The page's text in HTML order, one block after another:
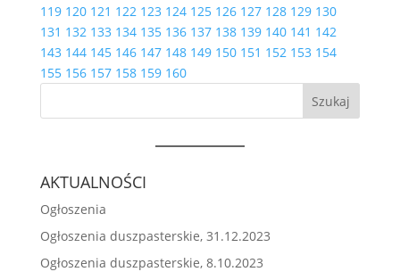
119 120 121 122 123 124 125 126 127 128 129 130
131 132 133 134 135 136 137 138 139 140 141 142
143 144 145 146 147 148 149 150 151 152 153 154
155 156 157 158 159 160
Szukaj
AKTUALNOŚCI
Ogłoszenia
Ogłoszenia duszpasterskie, 31.12.2023
Ogłoszenia duszpasterskie, 8.10.2023